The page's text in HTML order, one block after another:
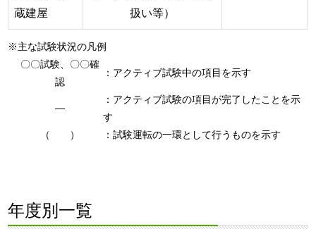
蔵建屋
扱い等）
※主な試験状況の凡例
〇〇試験、〇〇確
認
：アクティブ試験中の項目を示す
―
：アクティブ試験の項目が完了したことを示
す
（ ）
：試験運転の一環として行うものを示す
年度別一覧